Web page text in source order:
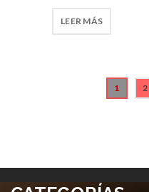
LEER MÁS
1 2